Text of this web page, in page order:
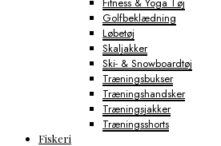
Golfbeklædning
Løbetøj
Skaljakker
Ski- & Snowboardtøj
Træningsbukser
Træningshandsker
Træningsjakker
Træningsshorts
Fiskeri